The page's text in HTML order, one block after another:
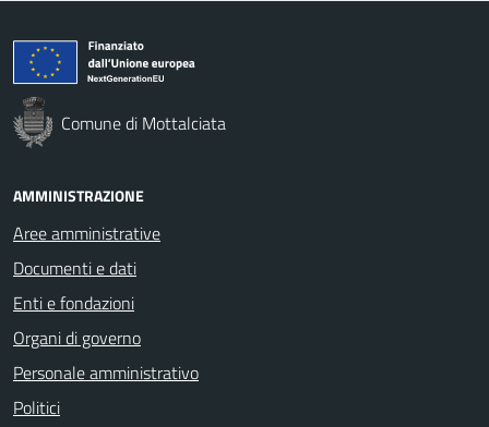
Comune di Mottalciata
AMMINISTRAZIONE
Aree amministrative
Documenti e dati
Enti e fondazioni
Organi di governo
Personale amministrativo
Politici